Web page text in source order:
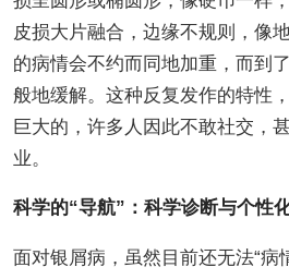
皮损大片融合，边缘不规则，像
的病情会不约而同地加重，而到
般地缓解。这种反复发作的特性
巨大的，许多人因此不敢社交，
业。
科学的“导航”：科学诊断与个性
面对银屑病，虽然目前还无法“病